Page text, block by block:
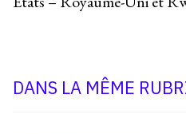
DANS LA MÊME